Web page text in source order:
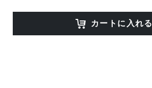
カートに入れる